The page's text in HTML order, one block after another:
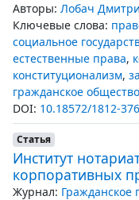
Авторы: Лобач
Ключевые слова:
социальное
естественные права,
конституционализм,
гражданское общество
DOI: 10.18572/1812-
Статья
Институт
корпоративных
Журнал: